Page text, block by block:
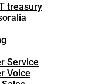
treasury
Service
Voice